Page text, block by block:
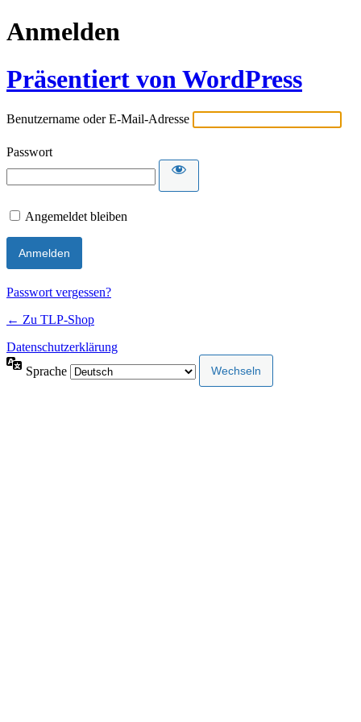
Anmelden
Präsentiert von WordPress
Benutzername oder E-Mail-Adresse
Passwort
Angemeldet bleiben
Passwort vergessen?
← Zu TLP-Shop
Datenschutzerklärung
Sprache